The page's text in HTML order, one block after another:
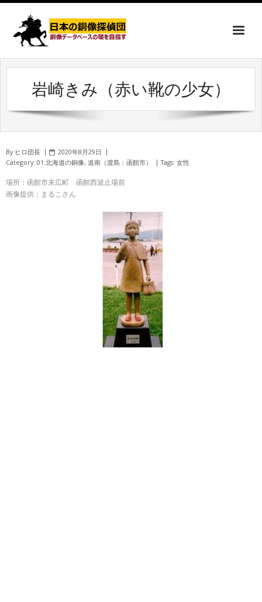
岩崎きみ（赤い靴の少女）
By ヒロ団長
2020年8月29日
Category: 01.北海道の銅像, 道南（渡島：函館市） Tags: 女性
場所：函館市末広町 函館西波止場前
画像提供：まるこさん